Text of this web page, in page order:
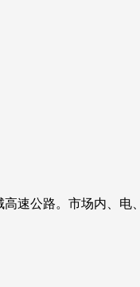
速公路。市场内、电